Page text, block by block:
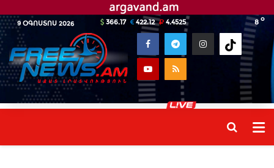
9 ՕԳՈՍՏՈՍ 2026 8 o
366.17 422.12 4.4525